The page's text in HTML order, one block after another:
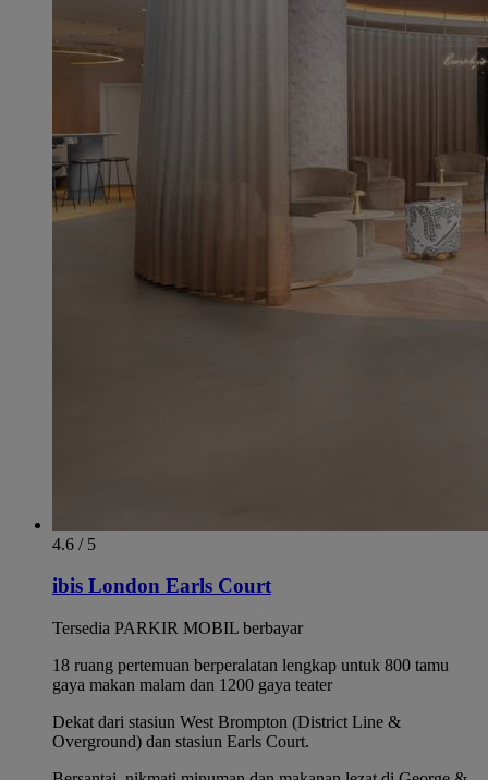
4.6 / 5
ibis London Earls Court
Tersedia PARKIR MOBIL berbayar
18 ruang pertemuan berperalatan lengkap untuk 800 tamu
gaya makan malam dan 1200 gaya teater
Dekat dari stasiun West Brompton (District Line &
Overground) dan stasiun Earls Court.